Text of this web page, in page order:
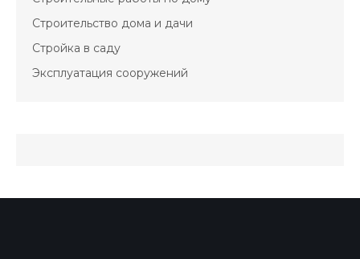
Строительство дома и дачи
Стройка в саду
Эксплуатация сооружений